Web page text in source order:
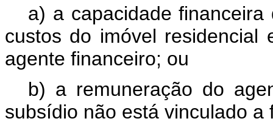
a) a capacidade
custos do imóvel residencial
agente financeiro; ou
b) a remuneração do
subsídio não está vinculado a